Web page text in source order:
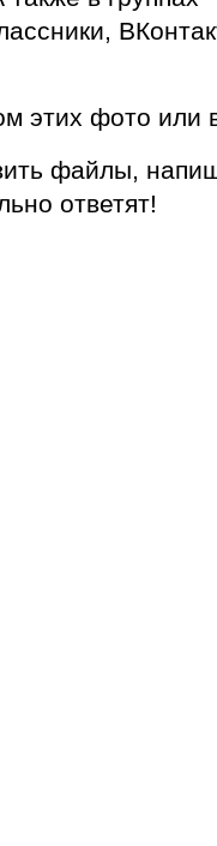
этих фото или
файлы,
ответят!